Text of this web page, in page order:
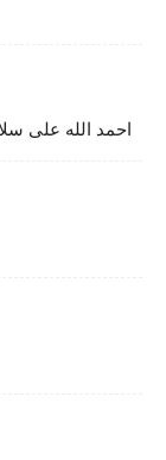
احمد الله على